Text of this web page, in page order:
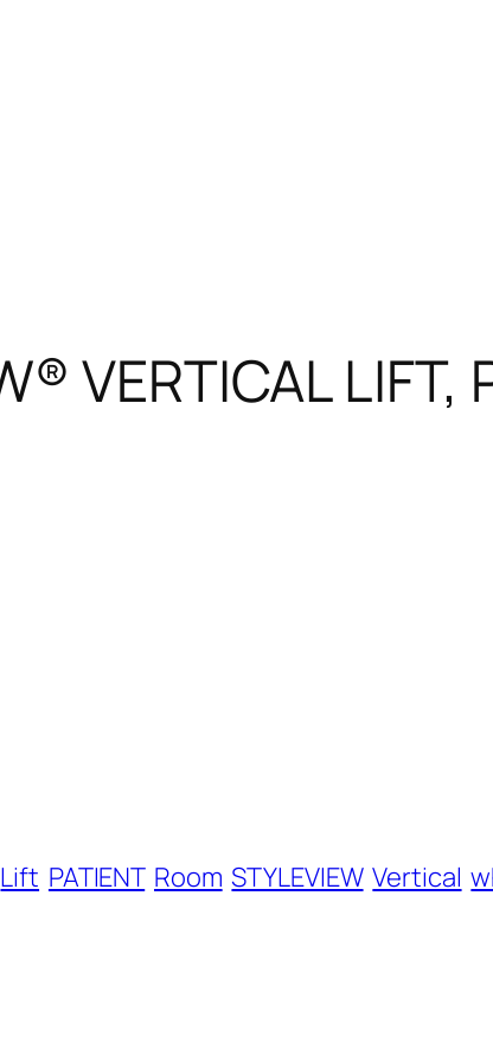
VERTICAL LIFT,
Lift PATIENT Room STYLEVIEW Vertical